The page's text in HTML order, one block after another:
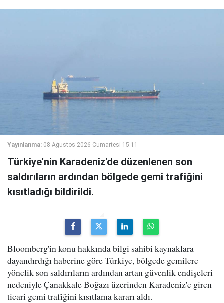
Yayınlanma: 08 Ağustos 2026 Cumartesi 15:11
Türkiye'nin Karadeniz'de düzenlenen son
saldırıların ardından bölgede gemi trafiğini
kısıtladığı bildirildi.
Bloomberg'in konu hakkında bilgi sahibi kaynaklara
dayandırdığı haberine göre Türkiye, bölgede gemilere
yönelik son saldırıların ardından artan güvenlik endişeleri
nedeniyle Çanakkale Boğazı üzerinden Karadeniz'e giren
ticari gemi trafiğini kısıtlama kararı aldı.